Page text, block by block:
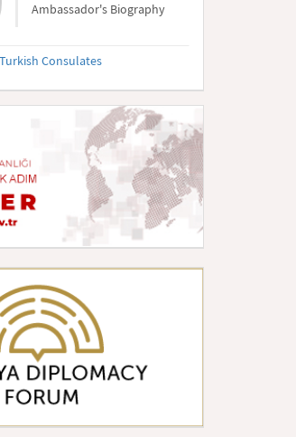
Ambassador's Biography
Turkish Consulates